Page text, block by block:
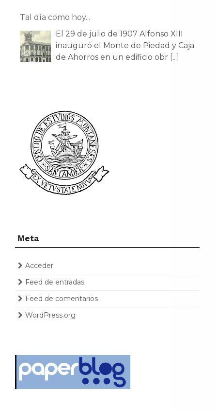
Tal día como hoy...
El 29 de julio de 1907 Alfonso XIII
inauguró el Monte de Piedad y Caja
de Ahorros en un edificio obr [...]
Meta
Acceder
Feed de entradas
Feed de comentarios
WordPress.org